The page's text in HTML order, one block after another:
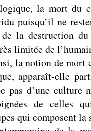
la mort du
puisqu’il ne
la destruction
limitée de
la notion de mort
apparaît-elle
pas d’une culture
de celles
qui composent la